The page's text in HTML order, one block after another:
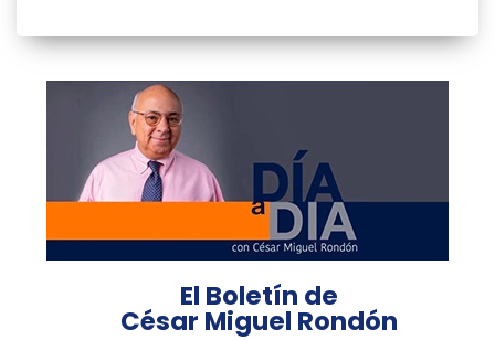
El Boletín de
César Miguel Rondón